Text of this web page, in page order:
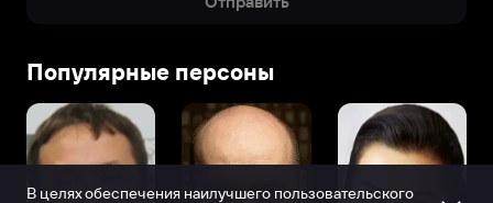
Популярные персоны
В целях обеспечения наилучшего пользовательского